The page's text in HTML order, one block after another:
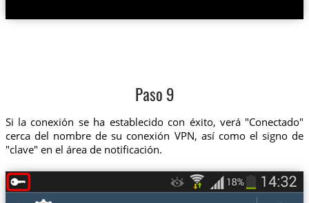
Paso 9
Si la conexión se ha establecido con éxito, verá "Conectado"
cerca del nombre de su conexión VPN, así como el signo de
"clave" en el área de notificación.